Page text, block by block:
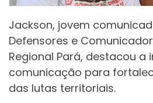
Jackson, jovem
Defensores e
Regional Pará, destacou
comunicação para
das lutas territoriais.